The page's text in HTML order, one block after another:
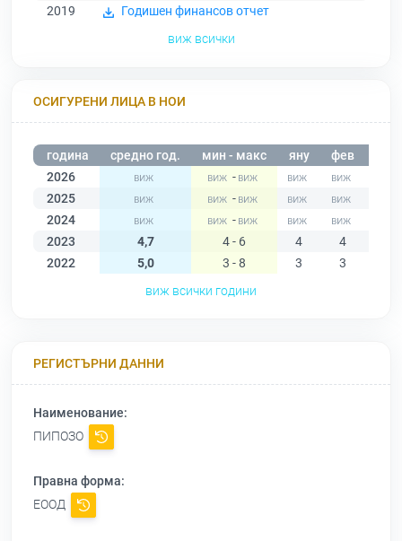
2019
Годишен финансов отчет
виж всички
ОСИГУРЕНИ ЛИЦА В НОИ
година средно год. мин - макс яну фев
2026
-
2025
-
2024
-
2023
4,7 4 - 6 4 4
2022
5,0 3 - 8 3 3
виж всички години
РЕГИСТЪРНИ ДАННИ
Наименование:
ПИПОЗО
Правна форма:
ЕООД